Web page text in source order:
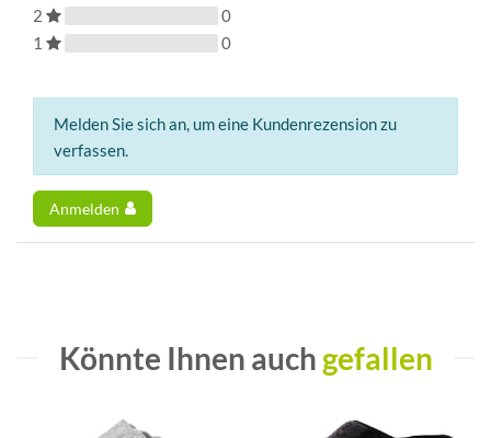
2
0
1
0
Melden Sie sich an, um eine Kundenrezension zu
verfassen.
Anmelden
Könnte Ihnen auch gefallen